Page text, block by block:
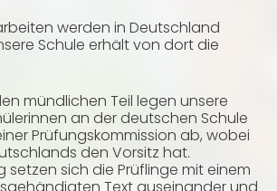
werden in Deutschland
Schule erhält von dort die
mündlichen Teil legen unsere
an der deutschen Schule
Prüfungskommission ab, wobei
den Vorsitz hat.
setzen sich die Prüflinge mit einem